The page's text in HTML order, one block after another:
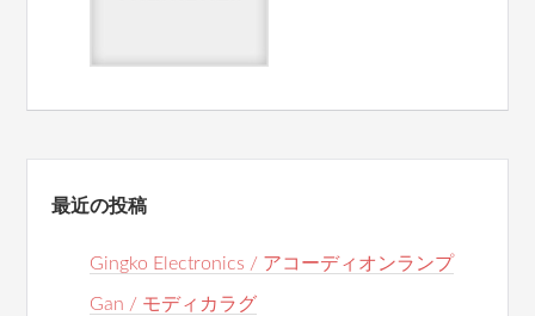
最近の投稿
Gingko Electronics / アコーディオンランプ
Gan / モディカラグ